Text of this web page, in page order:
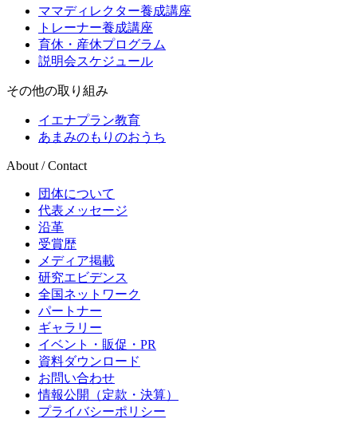
ママディレクター養成講座
トレーナー養成講座
育休・産休プログラム
説明会スケジュール
その他の取り組み
イエナプラン教育
あまみのもりのおうち
About / Contact
団体について
代表メッセージ
沿革
受賞歴
メディア掲載
研究エビデンス
全国ネットワーク
パートナー
ギャラリー
イベント・販促・PR
資料ダウンロード
お問い合わせ
情報公開（定款・決算）
プライバシーポリシー